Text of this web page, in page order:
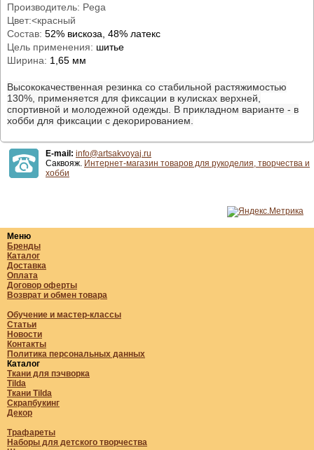
Производитель: Pega
Цвет:<красный
Состав: 52% вискоза, 48% латекс
Цель применения: шитье
Ширина: 1,65 мм
Высококачественная резинка со стабильной растяжимостью
130%, применяется для фиксации в кулисках верхней,
спортивной и молодежной одежды. В прикладном варианте - в
хобби для фиксации с декорированием.
E-mail: info@artsakvoyaj.ru
Саквояж. Интернет-магазин товаров для рукоделия, творчества и
хобби
Меню
Бренды
Каталог
Доставка
Оплата
Договор оферты
Возврат и обмен товара
Обучение и мастер-классы
Статьи
Новости
Контакты
Политика персональных данных
Каталог
Ткани для пэчворка
Tilda
Ткани Tilda
Скрапбукинг
Декор
Трафареты
Наборы для детского творчества